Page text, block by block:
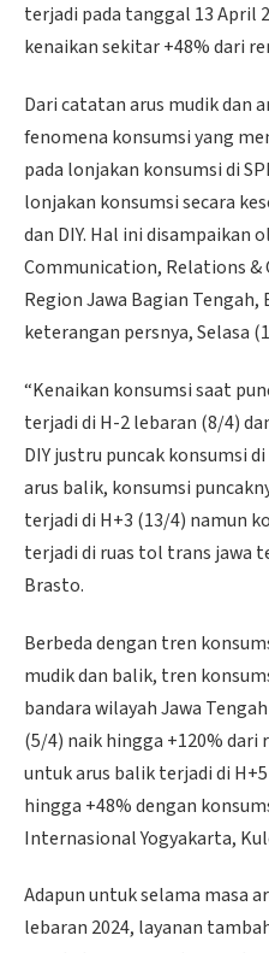
terjadi pada tanggal 13 April
kenaikan sekitar +48% dari
Dari catatan arus mudik dan
fenomena konsumsi yang
pada lonjakan konsumsi di
lonjakan konsumsi secara
dan DIY. Hal ini disampaikan
Communication, Relations &
Region Jawa Bagian
keterangan persnya, Selasa
“Kenaikan konsumsi saat
terjadi di H-2 lebaran (8/4)
DIY justru puncak konsumsi
arus balik, konsumsi
terjadi di H+3 (13/4) namun
terjadi di ruas tol trans jawa
Brasto.
Berbeda dengan tren
mudik dan balik, tren
bandara wilayah Jawa
(5/4) naik hingga +120% dari
untuk arus balik terjadi di
hingga +48% dengan
Internasional Yogyakarta,
Adapun untuk selama masa
lebaran 2024, layanan